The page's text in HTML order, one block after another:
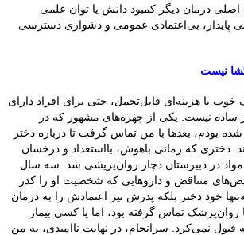
اصلی درمان دیگر کمبود دانش یا توان علمی
پایدار، بی‌اعتمادی عمومی و دشواری دسترسی
نیست
با هزینه‌ای قابل‌تحمل، حتی برای افراد دارای
ساده نیست. یکی از چهره‌های مشهور که در
شده بودم، بعدها با من تماس گرفت تا درباره دختر
دختری که زمانی باهوش، بااستعداد و درخشان
در دبیرستان دچار روان‌پریشی شد. سه سال
متناقض و داروهایی که شخصیت او را کدر
خود دختر بلکه پدرش نیز اعتمادش را به درمان
روان‌پزشک تماس گرفته بود، اما یا کسی بیمار
قبول نمی‌کرد. سرانجام، در نهایت ناامیدی، به من